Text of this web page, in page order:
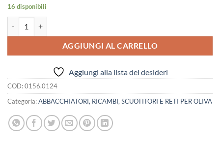
16 disponibili
AGGIUNGI AL CARRELLO
Aggiungi alla lista dei desideri
COD:0156.0124
Categoria:ABBACCHIATORI, RICAMBI, SCUOTITORI E RETI PER OLIVA